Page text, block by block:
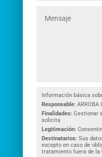
Información básica
Responsable: ARROBA
Finalidades: Gestionar
solicita
Legitimación:
Destinatarios: Sus
excepto en caso de
tratamiento fuera de la